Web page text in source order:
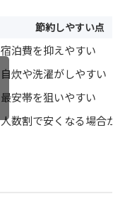
節約しやすい点
宿泊費を抑えやすい
自炊や洗濯がしやすい
最安帯を狙いやすい
人数割で安くなる場合が